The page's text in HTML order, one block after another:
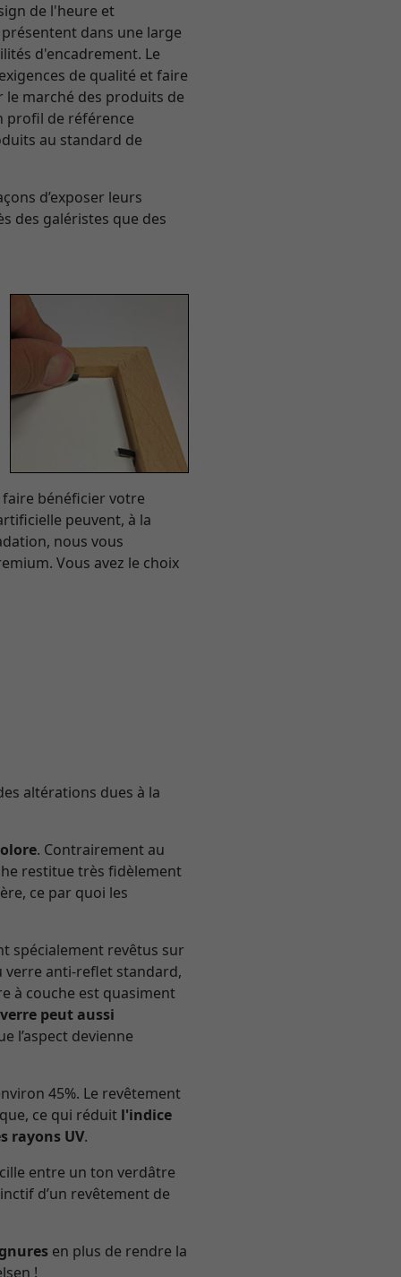
de l'heure et
dans une large
d'encadrement. Le
de qualité et faire
marché des produits de
profil de référence
au standard de
d’exposer leurs
des galéristes que des
bénéficier votre
peuvent, à la
nous vous
Vous avez le choix
altérations dues à la
. Contrairement au
restitue très fidèlement
ce par quoi les
spécialement revêtus sur
anti-reflet standard,
à couche est quasiment
peut aussi
l’aspect devienne
45%. Le revêtement
ce qui réduit l'indice
rayons UV.
entre un ton verdâtre
d’un revêtement de
en plus de rendre la
!